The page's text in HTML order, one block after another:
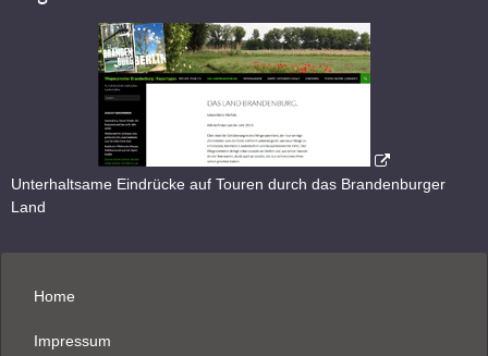
Unterhaltsame Eindrücke auf Touren durch das Brandenburger
Land
Home
Impressum